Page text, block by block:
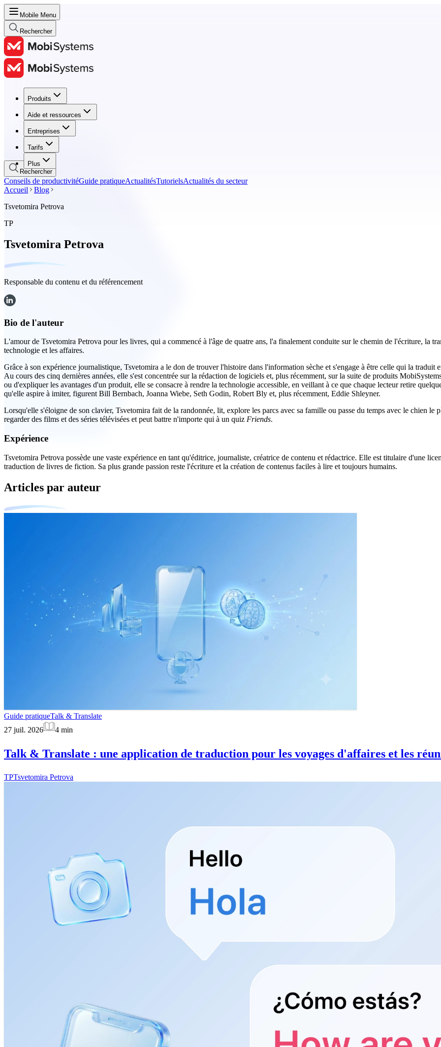
Mobile Menu
Rechercher
Produits
Aide et ressources
Entreprises
Tarifs
Plus
Produits
Aide et ressources
Entreprises
Tarifs
Rechercher
Conseils de productivitéGuide pratiqueActualitésTutorielsActualités du secteur
Accueil
Blog
Tsvetomira Petrova
TP
Tsvetomira Petrova
Responsable du contenu et du référencement
Bio de l'auteur
L'amour de Tsvetomira Petrova pour les livres, qui a commencé à l'âge de quatre ans, l'a finalement conduite sur le chemin de l'écriture, la
technologie et les affaires.
Grâce à son expérience journalistique, Tsvetomira a le don de trouver l'histoire dans l'information sèche et s'engage à être celle qui la traduit
Au cours des cinq dernières années, elle s'est concentrée sur la rédaction de logiciels et, plus récemment, sur la suite de produits
ou d'expliquer les avantages d'un produit, elle se consacre à rendre la technologie accessible, en veillant à ce que chaque lecteur retire
qu'elle aspire à imiter, figurent Bill Bernbach, Joanna Wiebe, Seth Godin, Robert Bly et, plus récemment, Eddie Shleyner.
Lorsqu'elle s'éloigne de son clavier, Tsvetomira fait de la randonnée, lit, explore les parcs avec sa famille ou passe du temps avec le chien
regarder des films et des séries télévisées et peut battre n'importe qui à un quiz Friends.
Expérience
Tsvetomira Petrova possède une vaste expérience en tant qu'éditrice, journaliste, créatrice de contenu et rédactrice. Elle est titulaire d'une
traduction de livres de fiction. Sa plus grande passion reste l'écriture et la création de contenus faciles à lire et toujours humains.
Articles par auteur
Guide pratiqueTalk & Translate
27 juil. 2026
4 min
Talk & Translate : une application de traduction pour les voyages d'affaires et les
TPTsvetomira Petrova